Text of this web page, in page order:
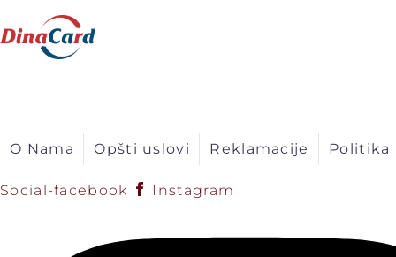
O Nama Opšti uslovi Reklamacije Politika
Social-facebook Instagram